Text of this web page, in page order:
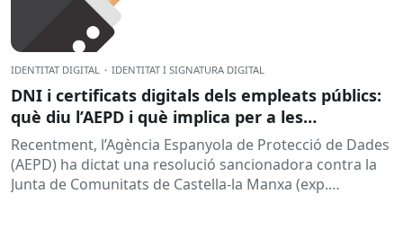
IDENTITAT DIGITAL · IDENTITAT I SIGNATURA DIGITAL
DNI i certificats digitals dels empleats públics:
què diu l’AEPD i què implica per a les
administracions?
Recentment, l’Agència Espanyola de Protecció de Dades
(AEPD) ha dictat una resolució sancionadora contra la
Junta de Comunitats de Castella-la Manxa (exp.